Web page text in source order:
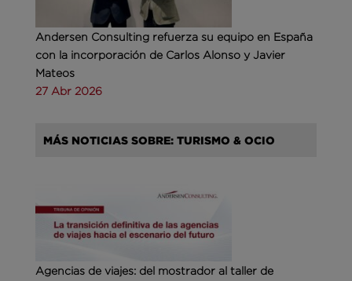
Andersen Consulting refuerza su equipo en España
con la incorporación de Carlos Alonso y Javier
Mateos
27 Abr 2026
MÁS NOTICIAS SOBRE: TURISMO & OCIO
Agencias de viajes: del mostrador al taller de